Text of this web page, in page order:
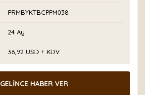
PRMBYKTBCPPM038
24 Ay
36,92 USD + KDV
GELİNCE HABER VER